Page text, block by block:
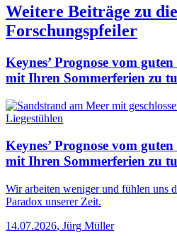
Weitere Beiträge zu
Forschungspfeiler
Keynes’ Prognose vom
mit Ihren Sommerferien zu
Keynes’ Prognose vom
mit Ihren Sommerferien zu
Wir arbeiten weniger und fühlen uns
Paradox unserer Zeit.
14.07.2026, Jürg Müller